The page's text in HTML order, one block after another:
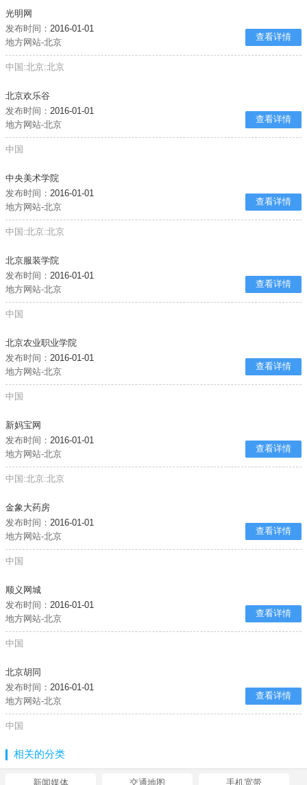
光明网
发布时间：2016-01-01
地方网站-北京
查看详情
中国:北京:北京
北京欢乐谷
发布时间：2016-01-01
地方网站-北京
查看详情
中国
中央美术学院
发布时间：2016-01-01
地方网站-北京
查看详情
中国:北京:北京
北京服装学院
发布时间：2016-01-01
地方网站-北京
查看详情
中国
北京农业职业学院
发布时间：2016-01-01
地方网站-北京
查看详情
中国
新妈宝网
发布时间：2016-01-01
地方网站-北京
查看详情
中国:北京:北京
金象大药房
发布时间：2016-01-01
地方网站-北京
查看详情
中国
顺义网城
发布时间：2016-01-01
地方网站-北京
查看详情
中国
北京胡同
发布时间：2016-01-01
地方网站-北京
查看详情
中国
相关的分类
新闻媒体 交通地图 手机宽带